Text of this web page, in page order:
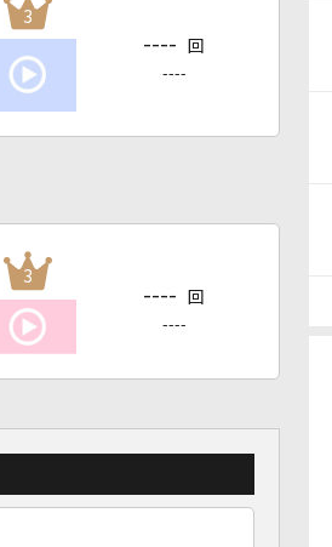
3
---- 回
----
3
---- 回
----